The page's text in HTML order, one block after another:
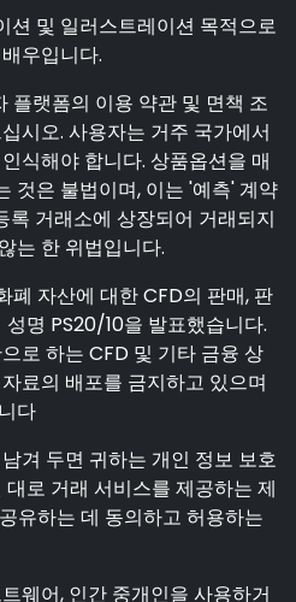
션 및 일러스트레이션 목적으로
우입니다.
플랫폼의 이용 약관 및 면책 조
시오. 사용자는 거주 국가에서
식해야 합니다. 상품옵션을 매
것은 불법이며, 이는 '예측' 계약
거래소에 상장되어 거래되지
는 한 위법입니다.
자산에 대한 CFD의 판매, 판
명 PS20/10을 발표했습니다.
하는 CFD 및 기타 금융 상
료의 배포를 금지하고 있으며
다
겨 두면 귀하는 개인 정보 보호
로 거래 서비스를 제공하는 제
유하는 데 동의하고 허용하는
웨어, 인간 중개인을 사용하거